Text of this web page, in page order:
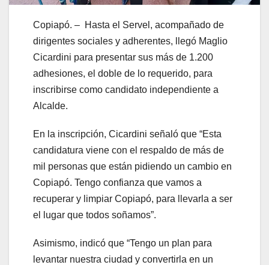
Copiapó. – Hasta el Servel, acompañado de
dirigentes sociales y adherentes, llegó Maglio
Cicardini para presentar sus más de 1.200
adhesiones, el doble de lo requerido, para
inscribirse como candidato independiente a
Alcalde.
En la inscripción, Cicardini señaló que “Esta
candidatura viene con el respaldo de más de
mil personas que están pidiendo un cambio en
Copiapó. Tengo confianza que vamos a
recuperar y limpiar Copiapó, para llevarla a ser
el lugar que todos soñamos”.
Asimismo, indicó que “Tengo un plan para
levantar nuestra ciudad y convertirla en un